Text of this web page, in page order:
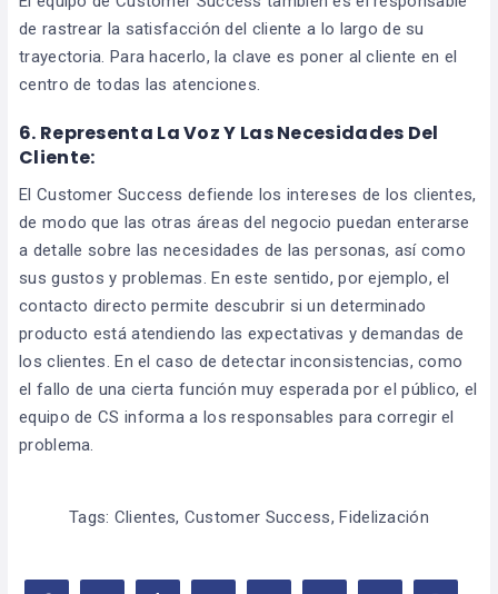
de rastrear la satisfacción del cliente a lo largo de su
trayectoria. Para hacerlo, la clave es poner al cliente en el
centro de todas las atenciones.
6. Representa La Voz Y Las Necesidades Del
Cliente:
El Customer Success defiende los intereses de los clientes,
de modo que las otras áreas del negocio puedan enterarse
a detalle sobre las necesidades de las personas, así como
sus gustos y problemas. En este sentido, por ejemplo, el
contacto directo permite descubrir si un determinado
producto está atendiendo las expectativas y demandas de
los clientes. En el caso de detectar inconsistencias, como
el fallo de una cierta función muy esperada por el público, el
equipo de CS informa a los responsables para corregir el
problema.
Tags: Clientes, Customer Success,Fidelización